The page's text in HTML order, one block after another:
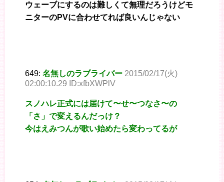
ウェーブにするのは難しくて無理だろうけどモ
ニターのPVに合わせてれば良いんじゃない
649: 名無しのラブライバー 2015/02/17(火)
02:00:10.29 ID:xfbXWPlV
スノハレ正式には届けて〜せ〜つなさ〜の
「さ」で変えるんだっけ？
今はえみつんが歌い始めたら変わってるが